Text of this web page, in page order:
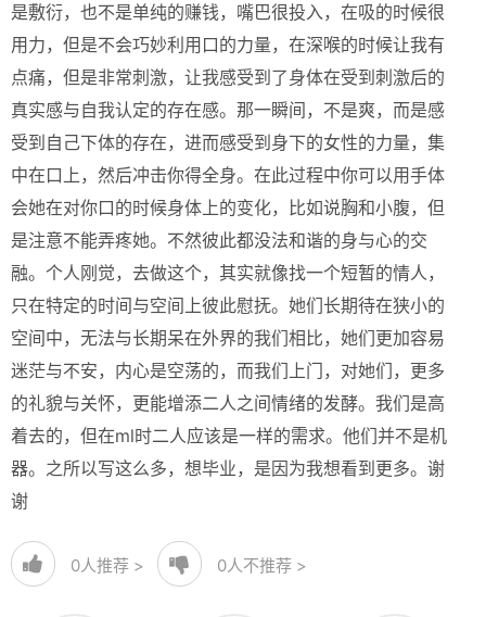
是敷衍，也不是单纯的赚钱，嘴巴很投入，在吸的时候很
用力，但是不会巧妙利用口的力量，在深喉的时候让我有
点痛，但是非常刺激，让我感受到了身体在受到刺激后的
真实感与自我认定的存在感。那一瞬间，不是爽，而是感
受到自己下体的存在，进而感受到身下的女性的力量，集
中在口上，然后冲击你得全身。在此过程中你可以用手体
会她在对你口的时候身体上的变化，比如说胸和小腹，但
是注意不能弄疼她。不然彼此都没法和谐的身与心的交
融。个人刚觉，去做这个，其实就像找一个短暂的情人，
只在特定的时间与空间上彼此慰抚。她们长期待在狭小的
空间中，无法与长期呆在外界的我们相比，她们更加容易
迷茫与不安，内心是空荡的，而我们上门，对她们，更多
的礼貌与关怀，更能增添二人之间情绪的发酵。我们是高
着去的，但在ml时二人应该是一样的需求。他们并不是机
器。之所以写这么多，想毕业，是因为我想看到更多。谢
谢
0人推荐 > 0人不推荐 >